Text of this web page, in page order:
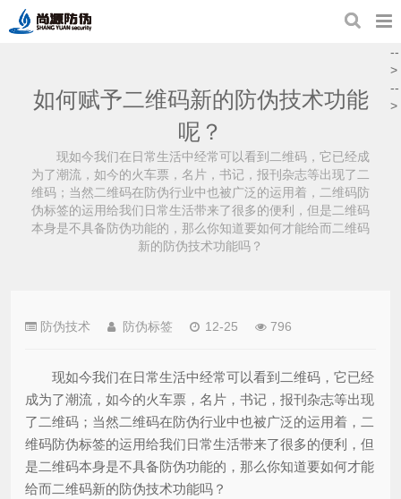
如何赋予二维码新的防伪技术功能
呢？
现如今我们在日常生活中经常可以看到二维码，它已经成
为了潮流，如今的火车票，名片，书记，报刊杂志等出现了二
维码；当然二维码在防伪行业中也被广泛的运用着，二维码防
伪标签的运用给我们日常生活带来了很多的便利，但是二维码
本身是不具备防伪功能的，那么你知道要如何才能给而二维码
新的防伪技术功能吗？
防伪技术 防伪标签 12-25 796
现如今我们在日常生活中经常可以看到二维码，它已经
成为了潮流，如今的火车票，名片，书记，报刊杂志等出现
了二维码；当然二维码在防伪行业中也被广泛的运用着，二
维码防伪标签的运用给我们日常生活带来了很多的便利，但
是二维码本身是不具备防伪功能的，那么你知道要如何才能
给而二维码新的防伪技术功能吗？
--
>
--
>